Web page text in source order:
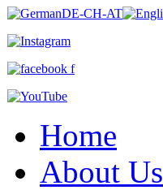
Home
About Us